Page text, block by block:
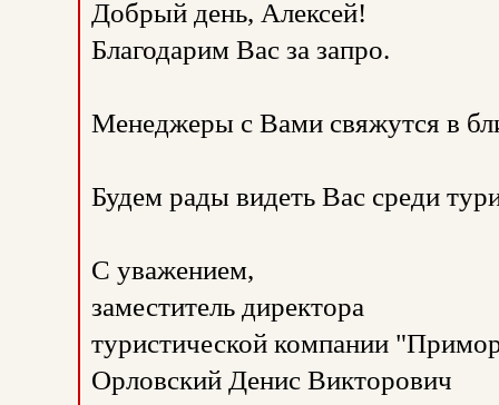
Добрый день, Алексей!
Благодарим Вас за запро.
Менеджеры с Вами свяжутся в
Будем рады видеть Вас среди
С уважением,
заместитель директора
туристической компании
Орловский Денис Викторович